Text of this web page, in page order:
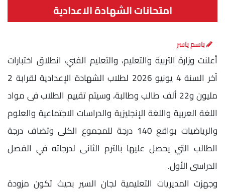
امتحانات الشهادة الاعدادية
باسم ياسر
أعلنت وزارة التربية والتعليم، والتعليم الفني، انطلاق اختبارات
آخر السنة 4 يونيو 2026 لطلاب الشهادة الإعدادية لقرابة 2
مليون و22 ألف طالب وطالبة، وسيتم تقييم الطلاب فى مواد
اللغة العربية واللغة الإنجليزية والدراسات الاجتماعية والعلوم
والرياضيات بواقع 140 درجة للمجموع الكلى وتضاف درجة
الطالب التي يحصل عليها بالترم الثانى لدرجاته في الفصل
الدراسى الأول.
وجهزت المديريات التعليمية لجان السير بحيث تكون مزودة